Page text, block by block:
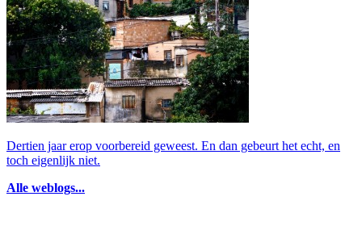
Dertien jaar erop voorbereid geweest. En dan gebeurt het echt, en
toch eigenlijk niet.
Alle weblogs...